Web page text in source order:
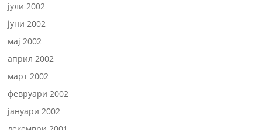
јули 2002
јуни 2002
мај 2002
април 2002
март 2002
февруари 2002
јануари 2002